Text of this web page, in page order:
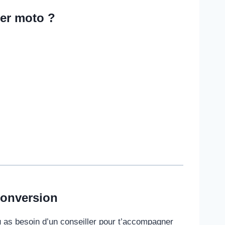
moto ?
besoin d’un conseiller pour t’accompagner